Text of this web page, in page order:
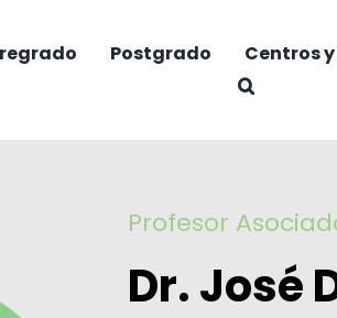
Postgrado Centros
Profesor
Dr. José